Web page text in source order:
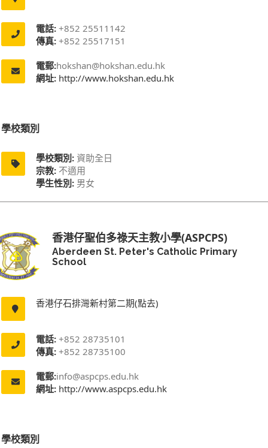
電話: +852 25511142
傳真: +852 25517151
電郵:hokshan@hokshan.edu.hk
網址: http://www.hokshan.edu.hk
學校類別
學校類別: 資助全日
宗教: 不適用
學生性別: 男女
香港仔聖伯多祿天主教小學(ASPCPS)
Aberdeen St. Peter's Catholic Primary
School
香港仔石排灣新村第二期(點去)
電話: +852 28735101
傳真: +852 28735100
電郵:info@aspcps.edu.hk
網址: http://www.aspcps.edu.hk
學校類別